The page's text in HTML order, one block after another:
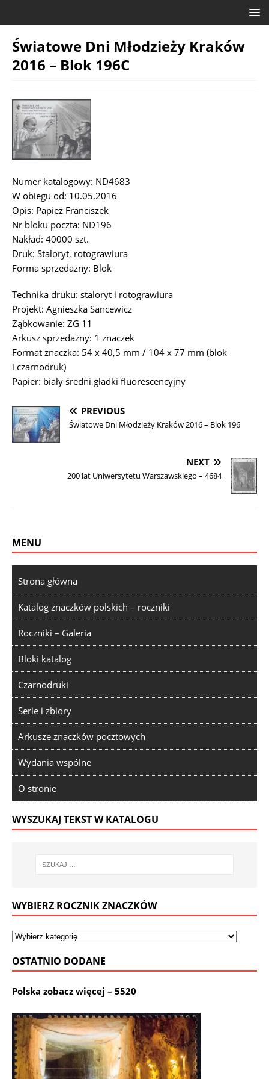
Światowe Dni Młodzieży Kraków
2016 – Blok 196C
Numer katalogowy: ND4683
W obiegu od: 10.05.2016
Opis: Papież Franciszek
Nr bloku poczta: ND196
Nakład: 40000 szt.
Druk: Staloryt, rotograwiura
Forma sprzedażny: Blok
Technika druku: staloryt i rotograwiura
Projekt: Agnieszka Sancewicz
Ząbkowanie: ZG 11
Arkusz sprzedażny: 1 znaczek
Format znaczka: 54 x 40,5 mm / 104 x 77 mm (blok
i czarnodruk)
Papier: biały średni gładki fluorescencyjny
PREVIOUS
Światowe Dni Młodzieży Kraków 2016 – Blok 196
NEXT
200 lat Uniwersytetu Warszawskiego – 4684
MENU
Strona główna
Katalog znaczków polskich – roczniki
Roczniki – Galeria
Bloki katalog
Czarnodruki
Serie i zbiory
Arkusze znaczków pocztowych
Wydania wspólne
O stronie
WYSZUKAJ TEKST W KATALOGU
WYBIERZ ROCZNIK ZNACZKÓW
OSTATNIO DODANE
Polska zobacz więcej – 5520